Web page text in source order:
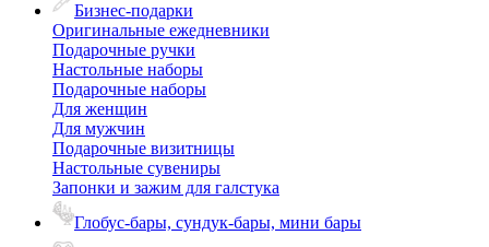
Бизнес-подарки
Оригинальные ежедневники
Подарочные ручки
Настольные наборы
Подарочные наборы
Для женщин
Для мужчин
Подарочные визитницы
Настольные сувениры
Запонки и зажим для галстука
Глобус-бары, сундук-бары, мини бары